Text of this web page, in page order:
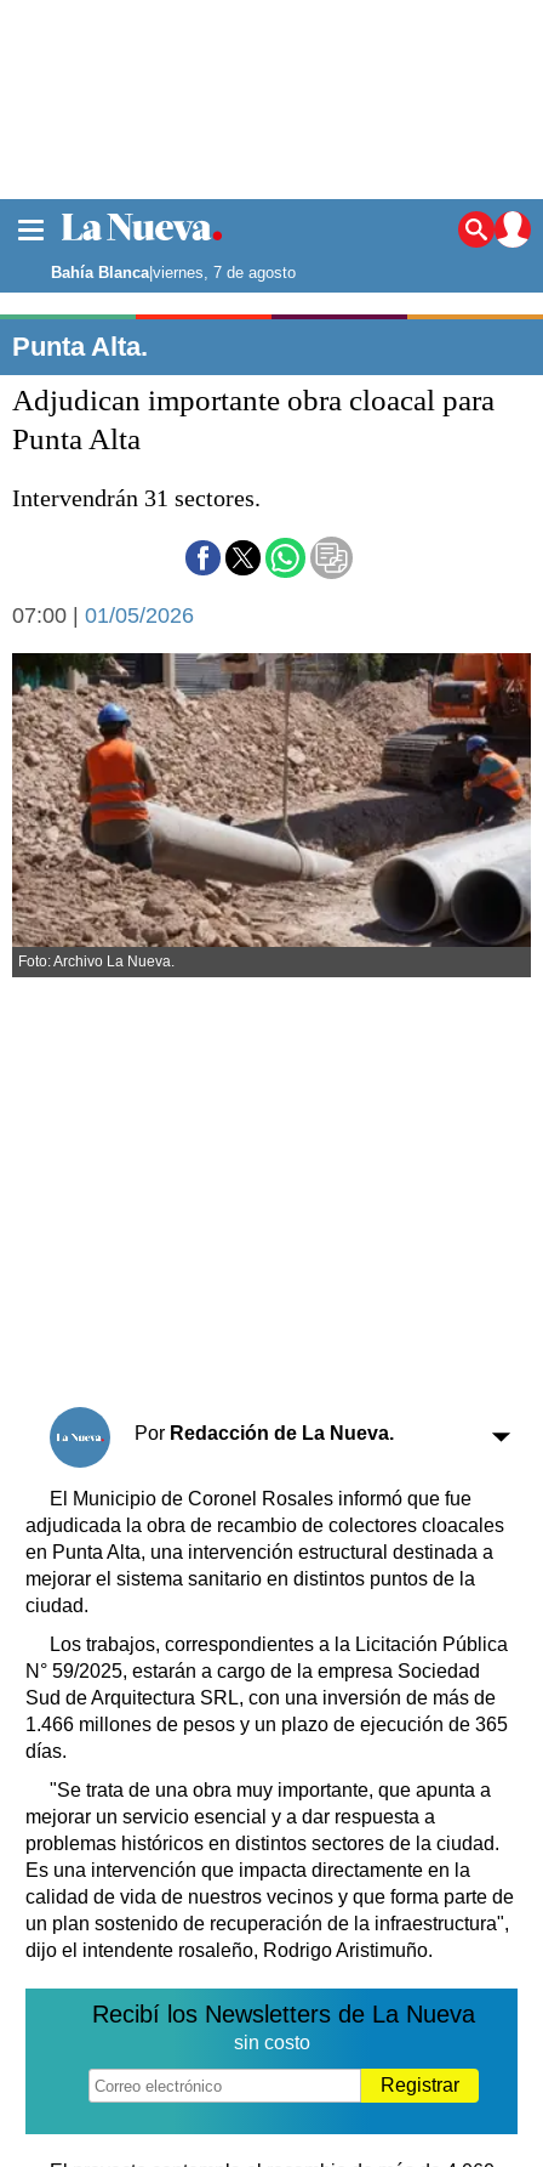
Noticias
La ciudad
Punta Alta
El mundo
Deportes
Escenario Olímpico
Básquetbol
Arte y cultura
Aplausos
Cines
Economía y campo
Economía y finanzas
Con el campo
Espacio empresas
Sociedad y tiempo
libre
Sociedad
Tecnología
Turismo
Salud
Es viral
Bahía Blanca|viernes, 7 de agosto
Punta Alta.
Adjudican importante obra cloacal para
Punta Alta
Intervendrán 31 sectores.
07:00 | 01/05/2026
Foto: Archivo La Nueva.
Por Redacción de La Nueva.
El Municipio de Coronel Rosales informó que fue
adjudicada la obra de recambio de colectores cloacales
en Punta Alta, una intervención estructural destinada a
mejorar el sistema sanitario en distintos puntos de la
ciudad.
Los trabajos, correspondientes a la Licitación Pública
N° 59/2025, estarán a cargo de la empresa Sociedad
Sud de Arquitectura SRL, con una inversión de más de
1.466 millones de pesos y un plazo de ejecución de 365
días.
"Se trata de una obra muy importante, que apunta a
mejorar un servicio esencial y a dar respuesta a
problemas históricos en distintos sectores de la ciudad.
Es una intervención que impacta directamente en la
calidad de vida de nuestros vecinos y que forma parte de
un plan sostenido de recuperación de la infraestructura",
dijo el intendente rosaleño, Rodrigo Aristimuño.
Recibí los Newsletters de La Nueva
sin costo
Registrar